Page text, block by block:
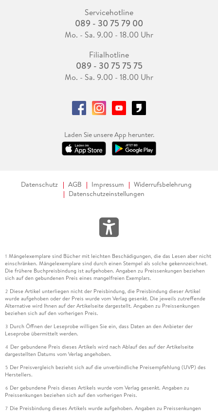
Servicehotline
089 - 30 75 79 00
Mo. - Sa. 9.00 - 18.00 Uhr
Filialhotline
089 - 30 75 75 75
Mo. - Sa. 9.00 - 18.00 Uhr
Laden Sie unsere App herunter.
Datenschutz AGB Impressum
Widerrufsbelehrung
Datenschutzeinstellungen
1 Mängelexemplare sind Bücher mit leichten Beschädigungen, die das Lesen aber nicht
einschränken. Mängelexemplare sind durch einen Stempel als solche gekennzeichnet.
Die frühere Buchpreisbindung ist aufgehoben. Angaben zu Preissenkungen beziehen
sich auf den gebundenen Preis eines mangelfreien Exemplars.
2 Diese Artikel unterliegen nicht der Preisbindung, die Preisbindung dieser Artikel
wurde aufgehoben oder der Preis wurde vom Verlag gesenkt. Die jeweils zutreffende
Alternative wird Ihnen auf der Artikelseite dargestellt. Angaben zu Preissenkungen
beziehen sich auf den vorherigen Preis.
3 Durch Öffnen der Leseprobe willigen Sie ein, dass Daten an den Anbieter der
Leseprobe übermittelt werden.
4 Der gebundene Preis dieses Artikels wird nach Ablauf des auf der Artikelseite
dargestellten Datums vom Verlag angehoben.
5 Der Preisvergleich bezieht sich auf die unverbindliche Preisempfehlung (UVP) des
Herstellers.
6 Der gebundene Preis dieses Artikels wurde vom Verlag gesenkt. Angaben zu
Preissenkungen beziehen sich auf den vorherigen Preis.
7 Die Preisbindung dieses Artikels wurde aufgehoben. Angaben zu Preissenkungen